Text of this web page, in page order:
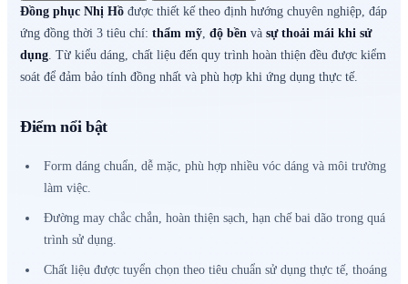
Đồng phục Nhị Hồ được thiết kế theo định hướng chuyên nghiệp, đáp
ứng đồng thời 3 tiêu chí: thẩm mỹ, độ bền và sự thoải mái khi sử
dụng. Từ kiểu dáng, chất liệu đến quy trình hoàn thiện đều được kiểm
soát để đảm bảo tính đồng nhất và phù hợp khi ứng dụng thực tế.
Điểm nổi bật
Form dáng chuẩn, dễ mặc, phù hợp nhiều vóc dáng và môi trường
làm việc.
Đường may chắc chắn, hoàn thiện sạch, hạn chế bai dão trong quá
trình sử dụng.
Chất liệu được tuyển chọn theo tiêu chuẩn sử dụng thực tế, thoáng